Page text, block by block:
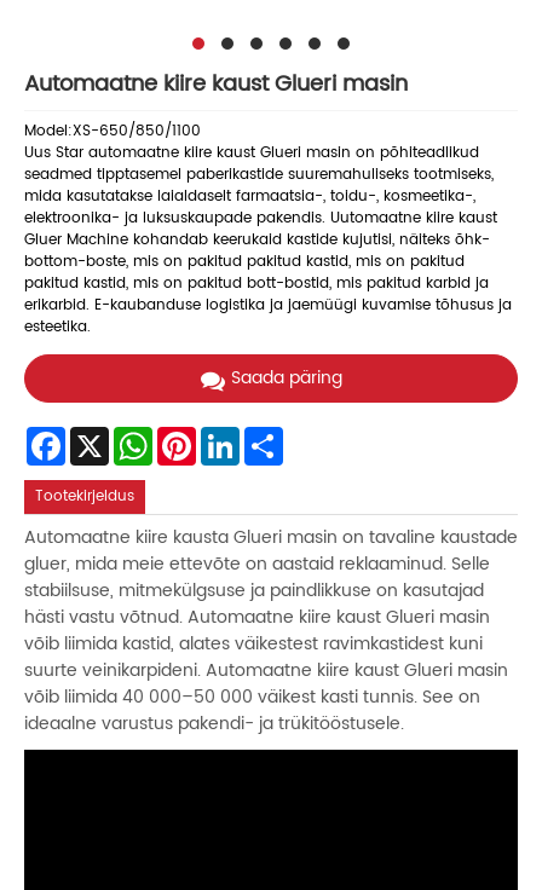
Automaatne kiire kaust Glueri masin
Model:XS-650/850/1100
Uus Star automaatne kiire kaust Glueri masin on põhiteadlikud
seadmed tipptasemel paberikastide suuremahuliseks tootmiseks,
mida kasutatakse laialdaselt farmaatsia-, toidu-, kosmeetika-,
elektroonika- ja luksuskaupade pakendis. Uutomaatne kiire kaust
Gluer Machine kohandab keerukaid kastide kujutisi, näiteks õhk-
bottom-boste, mis on pakitud pakitud kastid, mis on pakitud
pakitud kastid, mis on pakitud bott-bostid, mis pakitud karbid ja
erikarbid. E-kaubanduse logistika ja jaemüügi kuvamise tõhusus ja
esteetika.
Saada päring
Facebook
X WhatsAppPinterestLinkedIn
Tootekirjeldus
Automaatne kiire kausta Glueri masin on tavaline kaustade
gluer, mida meie ettevõte on aastaid reklaaminud. Selle
stabiilsuse, mitmekülgsuse ja paindlikkuse on kasutajad
hästi vastu võtnud. Automaatne kiire kaust Glueri masin
võib liimida kastid, alates väikestest ravimkastidest kuni
suurte veinikarpideni. Automaatne kiire kaust Glueri masin
võib liimida 40 000–50 000 väikest kasti tunnis. See on
ideaalne varustus pakendi- ja trükitööstusele.